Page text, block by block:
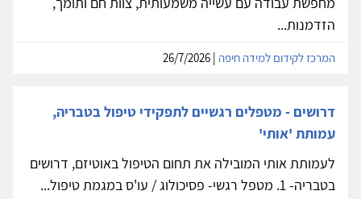
הזדמנות...
המרכז לקידום למידה חיפה
דרושים - מטפלים רגשיים לתפקידי טיפול בטבריה,
עמותת 'אותי'
לעמותת אותי המובילה את תחום הטיפול באוטיזם, דרושים
בטבריה- 1. מטפל רגשי- פסיכולוג / עו'ס במגמת טיפול...